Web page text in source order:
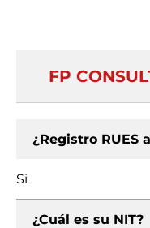
FP
¿Registro RUES
Si
¿Cuál es su NIT?